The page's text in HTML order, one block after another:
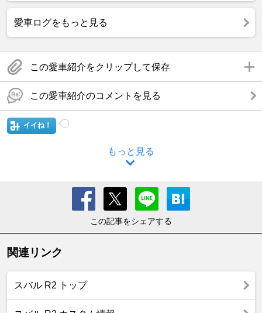
愛車ログをもっと見る
この愛車紹介をクリップして保存
この愛車紹介のコメントを見る
イイね！
もっと見る
この記事をシェアする
関連リンク
スバル R2 トップ